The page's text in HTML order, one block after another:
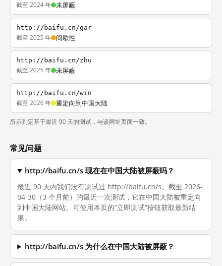
截至 2024 年 未屏蔽
http://baifu.cn/gar
截至 2025 年 间歇性
http://baifu.cn/zhu
截至 2025 年 未屏蔽
http://baifu.cn/win
截至 2026 年 重定向到中国大陆
所示判定基于最近 90 天的测试，与该网址页面一致。
常见问题
http://baifu.cn/s 现在在中国大陆被屏蔽吗？
最近 90 天内我们没有测试过 http://baifu.cn/s。截至 2026-
04-30（3 个月前）的最近一次测试，它在中国大陆被重定向
到中国大陆网站。可使用本页的“立即测试”按钮获取最新结
果。
http://baifu.cn/s 为什么在中国大陆被屏蔽？